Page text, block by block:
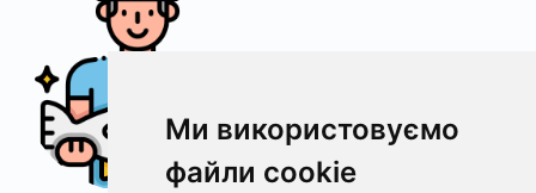
Ми використовуємо
файли cookie